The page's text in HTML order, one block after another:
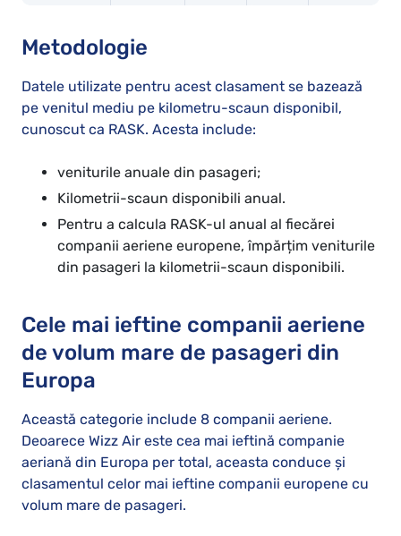
Metodologie
Datele utilizate pentru acest clasament se bazează
pe venitul mediu pe kilometru-scaun disponibil,
cunoscut ca RASK. Acesta include:
veniturile anuale din pasageri;
Kilometrii-scaun disponibili anual.
Pentru a calcula RASK-ul anual al fiecărei
companii aeriene europene, împărțim veniturile
din pasageri la kilometrii-scaun disponibili.
Cele mai ieftine companii aeriene
de volum mare de pasageri din
Europa
Această categorie include 8 companii aeriene.
Deoarece Wizz Air este cea mai ieftină companie
aeriană din Europa per total, aceasta conduce și
clasamentul celor mai ieftine companii europene cu
volum mare de pasageri.